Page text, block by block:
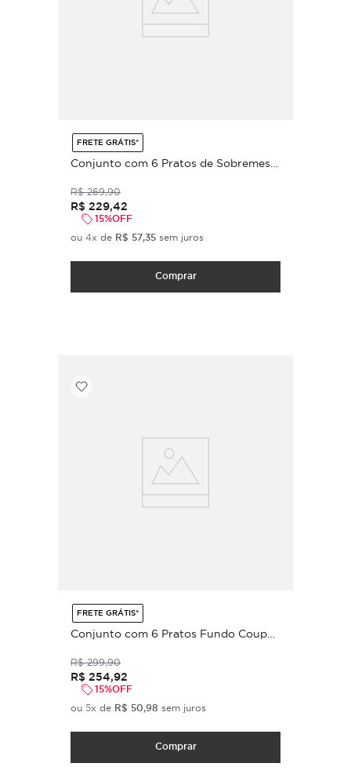
FRETE GRÁTIS*
Conjunto com 6 Pratos de Sobremesa
R$ 269,90
R$ 229,42
15%OFF
ou 4x de R$ 57,35 sem juros
Comprar
FRETE GRÁTIS*
Conjunto com 6 Pratos Fundo Coup
R$ 299,90
R$ 254,92
15%OFF
ou 5x de R$ 50,98 sem juros
Comprar